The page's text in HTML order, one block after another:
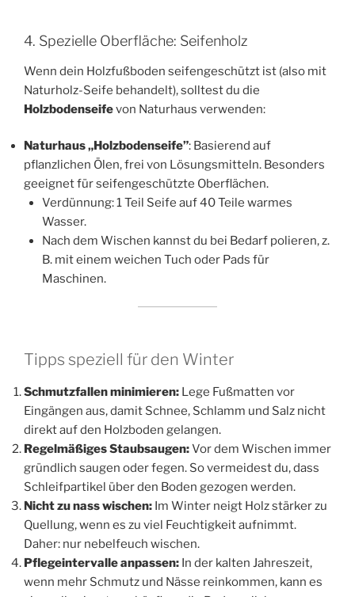
4. Spezielle Oberfläche: Seifenholz
Wenn dein Holzfußboden seifengeschützt ist (also mit
Naturholz-Seife behandelt), solltest du die
Holzbodenseifevon Naturhaus verwenden:
Naturhaus „Holzbodenseife”: Basierend auf
pflanzlichen Ölen, frei von Lösungsmitteln. Besonders
geeignet für seifengeschützte Oberflächen.
Verdünnung: 1 Teil Seife auf 40 Teile warmes
Wasser.
Nach dem Wischen kannst du bei Bedarf polieren, z.
B. mit einem weichen Tuch oder Pads für
Maschinen.
Tipps speziell für den Winter
Schmutzfallen minimieren: Lege Fußmatten vor
Eingängen aus, damit Schnee, Schlamm und Salz nicht
direkt auf den Holzboden gelangen.
Regelmäßiges Staubsaugen:Vor dem Wischen immer
gründlich saugen oder fegen. So vermeidest du, dass
Schleifpartikel über den Boden gezogen werden.
Nicht zu nass wischen: Im Winter neigt Holz stärker zu
Quellung, wenn es zu viel Feuchtigkeit aufnimmt.
Daher: nur nebelfeuch wischen.
Pflegeintervalle anpassen: In der kalten Jahreszeit,
wenn mehr Schmutz und Nässe reinkommen, kann es